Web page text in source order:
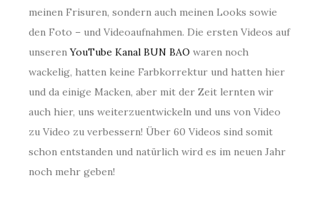
meinen Frisuren, sondern auch meinen Looks sowie
den Foto – und Videoaufnahmen. Die ersten Videos auf
unserenYouTube Kanal BUN BAO waren noch
wackelig, hatten keine Farbkorrektur und hatten hier
und da einige Macken, aber mit der Zeit lernten wir
auch hier, uns weiterzuentwickeln und uns von Video
zu Video zu verbessern! Über 60 Videos sind somit
schon entstanden und natürlich wird es im neuen Jahr
noch mehr geben!